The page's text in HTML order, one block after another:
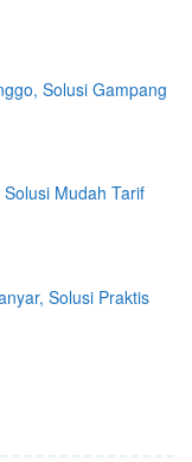
Solusi Gampang
Mudah Tarif
Solusi Praktis